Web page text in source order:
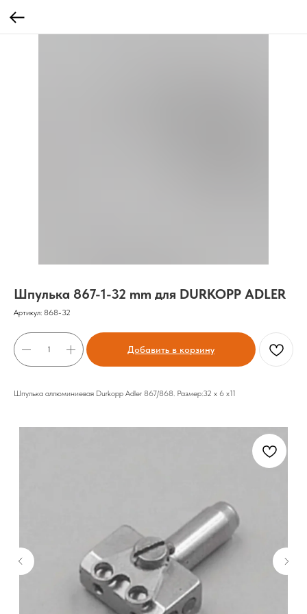
Шпулька 867-1-32 mm для DURKOPP ADLER
Артикул: 868-32
Добавить в корзину
Шпулька аллюминиевая Durkopp Adler 867/868. Размер:32 х 6 х11